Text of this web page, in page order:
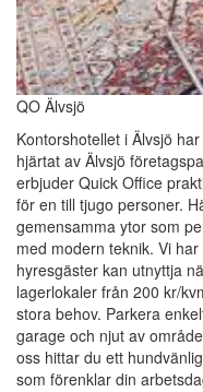
QO Älvsjö
Kontorshotellet i Älvsjö
hjärtat av Älvsjö
erbjuder Quick Office
för en till tjugo personer.
gemensamma ytor som
med modern teknik. Vi
hyresgäster kan utnyttja
lagerlokaler från 200 kr/
stora behov. Parkera
garage och njut av
oss hittar du ett
som förenklar din